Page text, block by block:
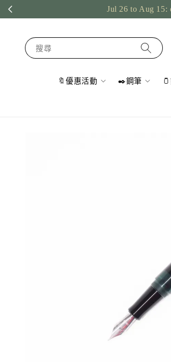
Jul 26 to Aug 15:
搜尋
🔖優惠活動 ✒️鋼筆